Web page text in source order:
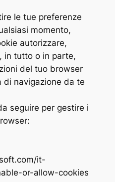
le tue preferenze
momento,
autorizzare,
in tutto o in parte,
del tuo browser
di navigazione da te
seguire per gestire i
it-
or-allow-cookies